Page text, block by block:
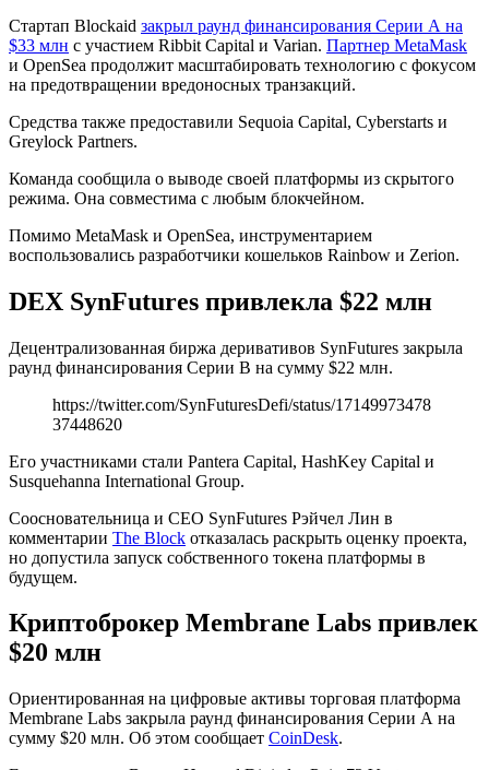
Стартап Blockaid закрыл раунд финансирования Серии А на
$33 млн с участием Ribbit Capital и Varian. Партнер MetaMask
и OpenSea продолжит масштабировать технологию с фокусом
на предотвращении вредоносных транзакций.
Средства также предоставили Sequoia Capital, Cyberstarts и
Greylock Partners.
Команда сообщила о выводе своей платформы из скрытого
режима. Она совместима с любым блокчейном.
Помимо MetaMask и OpenSea, инструментарием
воспользовались разработчики кошельков Rainbow и Zerion.
DEX SynFutures привлекла $22 млн
Децентрализованная биржа деривативов SynFutures закрыла
раунд финансирования Серии В на сумму $22 млн.
https://twitter.com/SynFuturesDefi/status/17149973478
37448620
Его участниками стали Pantera Capital, HashKey Capital и
Susquehanna International Group.
Соосновательница и CEO SynFutures Рэйчел Лин в
комментарии The Block отказалась раскрыть оценку проекта,
но допустила запуск собственного токена платформы в
будущем.
Криптоброкер Membrane Labs привлек
$20 млн
Ориентированная на цифровые активы торговая платформа
Membrane Labs закрыла раунд финансирования Серии А на
сумму $20 млн. Об этом сообщает CoinDesk.